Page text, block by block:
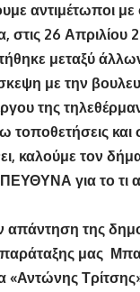
αντιμέτωποι με
στις 26
μεταξύ
με την
της
και
καλούμε τον
για το τι
της
μας